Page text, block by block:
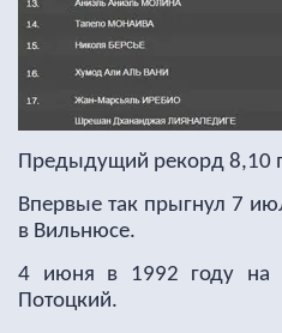
Предыдущий рекорд 8,10
Впервые так прыгнул 7
в Вильнюсе.
4 июня в 1992 году на
Потоцкий.